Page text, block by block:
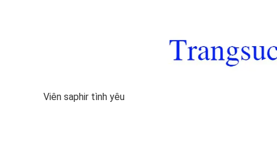
Viên saphir tình yêu